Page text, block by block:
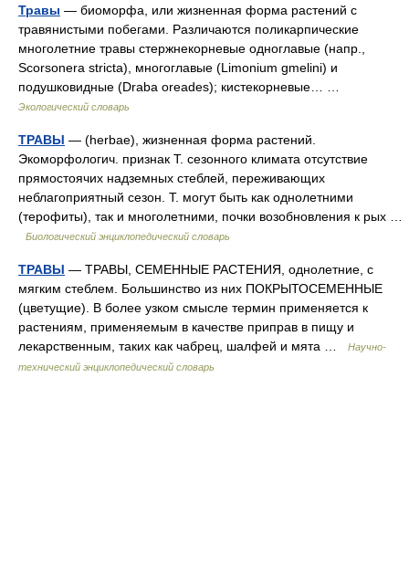
Травы — биоморфа, или жизненная форма растений с
травянистыми побегами. Различаются поликарпические
многолетние травы стержнекорневые одноглавые (напр.,
Scorsonera stricta), многоглавые (Limonium gmelini) и
подушковидные (Draba oreades); кистекорневые… …
Экологический словарь
ТРАВЫ — (herbae), жизненная форма растений.
Экоморфологич. признак Т. сезонного климата отсутствие
прямостоячих надземных стеблей, переживающих
неблагоприятный сезон. Т. могут быть как однолетними
(терофиты), так и многолетними, почки возобновления к рых …
Биологический энциклопедический словарь
ТРАВЫ — ТРАВЫ, СЕМЕННЫЕ РАСТЕНИЯ, однолетние, с
мягким стеблем. Большинство из них ПОКРЫТОСЕМЕННЫЕ
(цветущие). В более узком смысле термин применяется к
растениям, применяемым в качестве приправ в пищу и
лекарственным, таких как чабрец, шалфей и мята …
Научно-
технический энциклопедический словарь